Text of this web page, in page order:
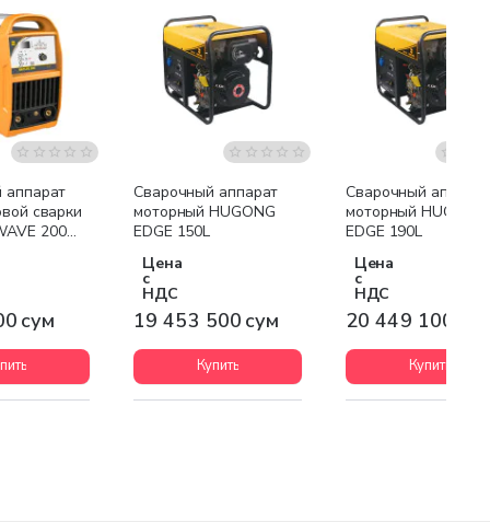
сварки
200
сум
Бесплатная доставка
Сварочный аппарат
моторный HUGONG
EDGE 150L
Цена
с
НДС
19 453 500 сум
Купить
Бесплатная доставка
Сварочный аппарат
моторный HUGONG
EDGE 190L
Цена
с
НДС
20 449 100
Купить